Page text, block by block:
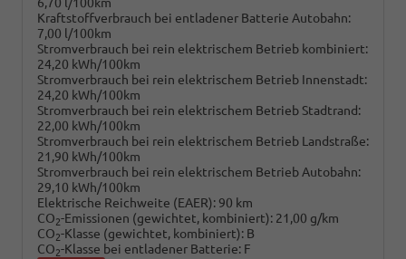
Kraftstoffverbrauch bei entladener Batterie Autobahn:
7,00 l/100km
Stromverbrauch bei rein elektrischem Betrieb kombiniert:
24,20 kWh/100km
Stromverbrauch bei rein elektrischem Betrieb Innenstadt:
24,20 kWh/100km
Stromverbrauch bei rein elektrischem Betrieb Stadtrand:
22,00 kWh/100km
Stromverbrauch bei rein elektrischem Betrieb Landstraße:
21,90 kWh/100km
Stromverbrauch bei rein elektrischem Betrieb Autobahn:
29,10 kWh/100km
Elektrische Reichweite (EAER): 90 km
CO2-Emissionen (gewichtet, kombiniert): 21,00 g/km
CO2-Klasse (gewichtet, kombiniert): B
CO2-Klasse bei entladener Batterie: F